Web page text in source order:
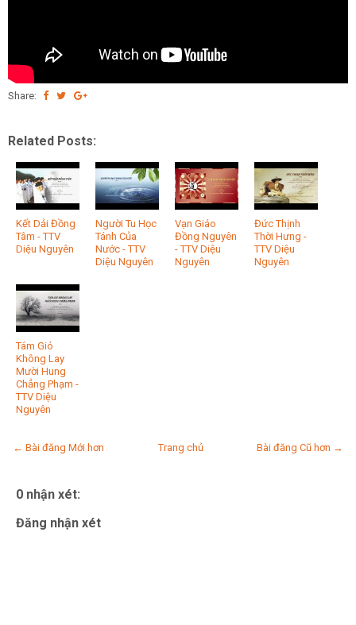
Share:
Related Posts:
Kết Dải Đồng
Tâm - TTV
Diệu Nguyên
Người Tu Học
Tánh Của
Nước - TTV
Diệu Nguyên
Vạn Giáo
Đồng Nguyên
- TTV Diệu
Nguyên
Đức Thịnh
Thời Hưng -
TTV Diệu
Nguyên
Tám Gió
Không Lay
Mười Hung
Chẳng Phạm -
TTV Diệu
Nguyên
← Bài đăng Mới hơn Bài đăng Cũ hơn →
Trang chủ
0 nhận xét:
Đăng nhận xét